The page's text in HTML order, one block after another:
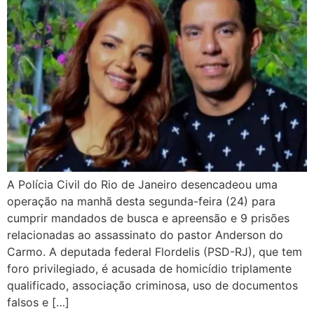
A Polícia Civil do Rio de Janeiro desencadeou uma
operação na manhã desta segunda-feira (24) para
cumprir mandados de busca e apreensão e 9 prisões
relacionadas ao assassinato do pastor Anderson do
Carmo. A deputada federal Flordelis (PSD-RJ), que tem
foro privilegiado, é acusada de homicídio triplamente
qualificado, associação criminosa, uso de documentos
falsos e […]